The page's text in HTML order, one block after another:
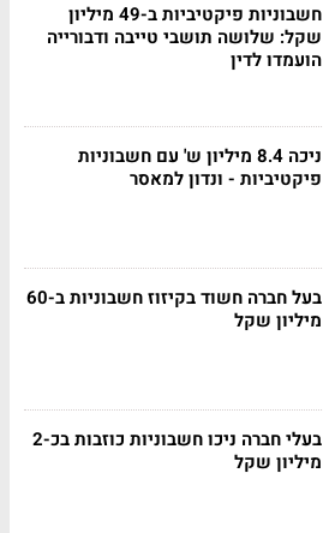
חשבוניות פיקטיביות ב-49 מיליון
שקל: שלושה תושבי טייבה ודבורייה
הועמדו לדין
ניכה 8.4 מיליון ש' עם חשבוניות
פיקטיביות - ונדון למאסר
בעל חברה חשוד בקיזוז חשבוניות ב-60
מיליון שקל
בעלי חברה ניכו חשבוניות כוזבות בכ-2
מיליון שקל